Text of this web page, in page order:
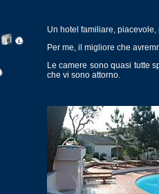
Un hotel familiare,
Per me, il migliore che
Le camere sono quasi tutte
che vi sono attorno.